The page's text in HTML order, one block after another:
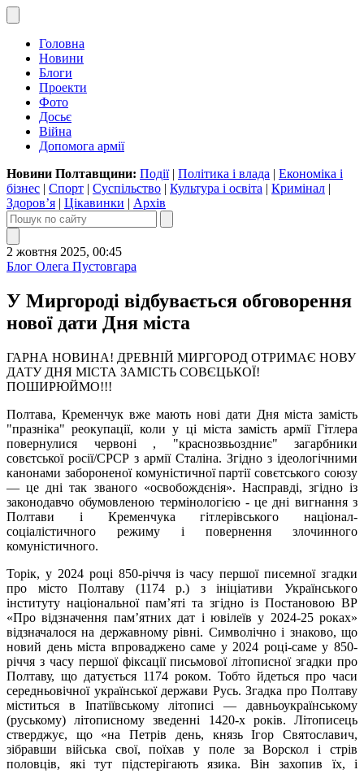
Головна
Новини
Блоги
Проекти
Фото
Досьє
Війна
Допомога армії
Новини Полтавщини: Події| Політика і влада | Економіка і
бізнес | Спорт | Суспільство | Культура і освіта | Кримінал |
Здоров’я | Цікавинки | Архів
2 жовтня 2025, 00:45
Блог Олега Пустовгара
У Миргороді відбувається обговорення
нової дати Дня міста
ГАРНА НОВИНА! ДРЕВНІЙ МИРГОРОД ОТРИМАЄ НОВУ
ДАТУ ДНЯ МІСТА ЗАМІСТЬ СОВЄЦЬКОЇ!
ПОШИРЮЙМО!!!
Полтава, Кременчук вже мають нові дати Дня міста замість
"празніка" реокупації, коли у ці міста замість армії Гітлера
повернулися червоні , "краснозвьоздниє" загарбники
совєтської росії/СРСР з армії Сталіна. Згідно з ідеологічними
канонами забороненої комуністичної партії совєтського союзу
— це дні так званого «освобождєнія». Насправді, згідно із
законодавчо обумовленою термінологією - це дні вигнання з
Полтави і Кременчука гітлерівського націонал-
соціалістичного режиму і повернення злочинного
комуністичного.
Торік, у 2024 році 850-річчя із часу першої писемної згадки
про місто Полтаву (1174 р.) з ініціативи Українського
інституту національної пам’яті та згідно із Постановою ВР
«Про відзначення пам’ятних дат і ювілеїв у 2024-25 роках»
відзначалося на державному рівні. Символічно і знаково, що
новий день міста впроваджено саме у 2024 році-саме у 850-
річчя з часу першої фіксації письмової літописної згадки про
Полтаву, що датується 1174 роком. Тобто йдеться про часи
середньовічної української держави Русь. Згадка про Полтаву
міститься в Іпатіївському літописі — давньоукраїнському
(руському) літописному зведенні 1420-х років. Літописець
стверджує, що «на Петрів день, князь Ігор Святославич,
зібравши війська свої, поїхав у поле за Ворскол і стрів
половців, які тут підстерігають язика. Він захопив їх, і